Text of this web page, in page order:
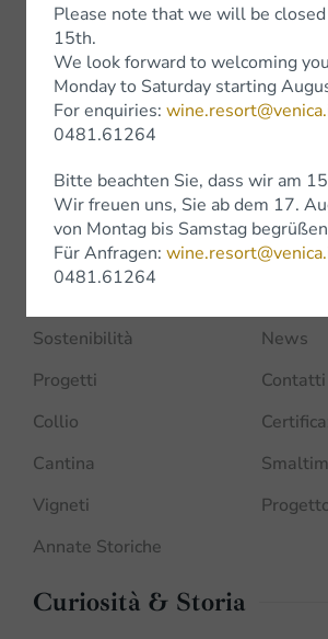
Bottega Venica
Negozi
Azienda
Home
Sostenibilità
Progetti
Collio
Cantina
Vigneti
Annate Storiche
Premi
News
Contatti
Curiosità & Storia
Please note that we will be
15th.
We look forward to welcoming
Monday to Saturday starting
For enquiries:
0481.61264
Bitte beachten Sie, dass wir am
Wir freuen uns, Sie ab dem 17.
von Montag bis Samstag
Für Anfragen:
0481.61264